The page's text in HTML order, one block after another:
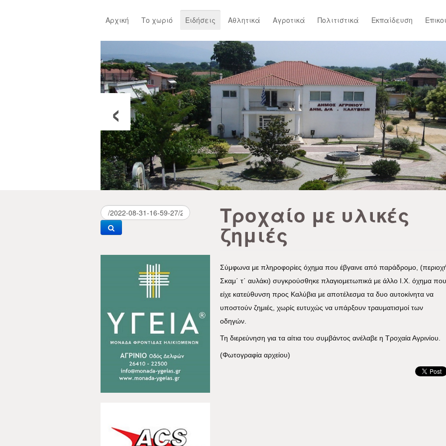
Αρχική Το χωριό Ειδήσεις Αθλητικά Αγροτικά Πολιτιστικά Εκπαίδευση
‹
Τροχαίο με υλικές
ζημιές
Σύμφωνα με πληροφορίες όχημα που έβγαινε από παράδρομο,
Σκαμ΄ τ΄ αυλάκι) συγκρούσθηκε πλαγιομετωπικά με άλλο Ι.Χ. όχημα που
είχε κατεύθυνση προς Καλύβια με αποτέλεσμα τα δυο αυτοκίνητα να
υποστούν ζημιές, χωρίς ευτυχώς να υπάρξουν τραυματισμοί των
οδηγών.
Τη διερεύνηση για τα αίτια του συμβάντος ανέλαβε η Τροχαία Αγρινίου.
(Φωτογραφία αρχείου)